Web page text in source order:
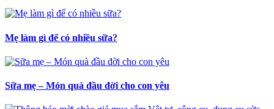
Mẹ làm gì để có nhiều sữa?
Sữa mẹ – Món quà đầu đời cho con yêu